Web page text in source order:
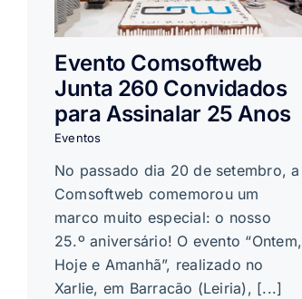
Evento Comsoftweb
Junta 260 Convidados
para Assinalar 25 Anos
Eventos
No passado dia 20 de setembro, a
Comsoftweb comemorou um
marco muito especial: o nosso
25.º aniversário! O evento “Ontem,
Hoje e Amanhã”, realizado no
Xarlie, em Barracão (Leiria), [...]